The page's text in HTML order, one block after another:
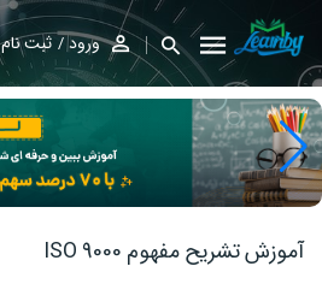
ورود ثبت نام
آموزش تشریح مفهوم ISO 9000